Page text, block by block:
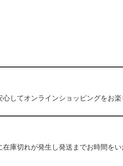
してオンラインショッピングをお楽
庫切れが発生し発送までお時間を